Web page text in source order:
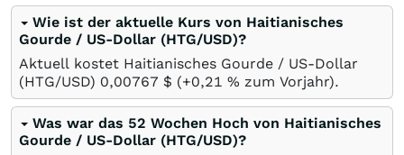
Wie ist der aktuelle Kurs von Haitianisches
Gourde / US-Dollar (HTG/USD)?
Aktuell kostet Haitianisches Gourde / US-Dollar
(HTG/USD) 0,00767 $ (+0,21 % zum Vorjahr).
Was war das 52 Wochen Hoch von Haitianisches
Gourde / US-Dollar (HTG/USD)?